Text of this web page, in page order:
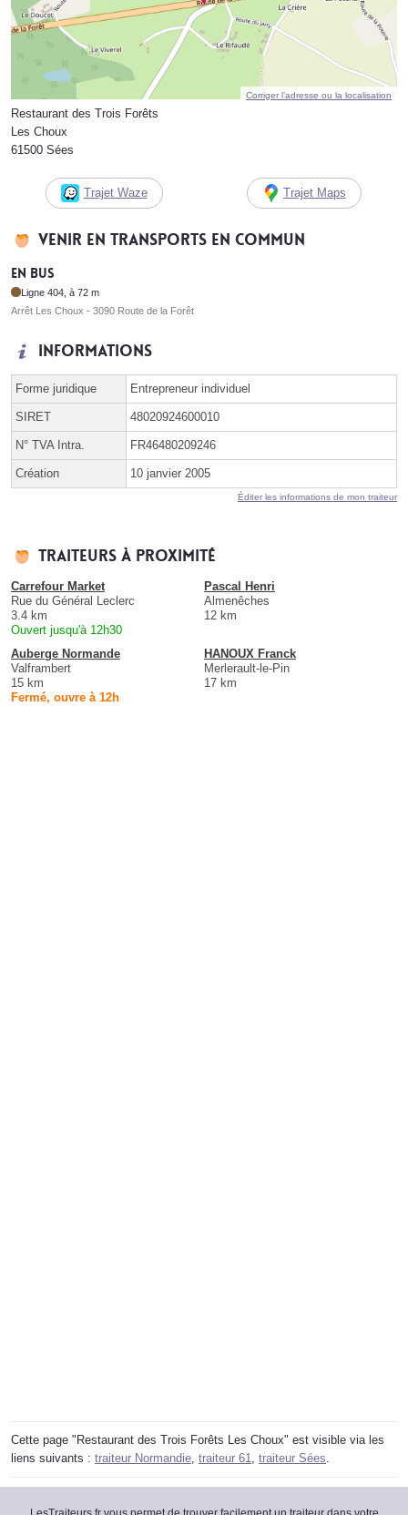
Corriger l’adresse ou la localisation
Restaurant des Trois Forêts
Les Choux
61500 Sées
Trajet Waze Trajet Maps
Venir en transports en commun
En bus
Ligne 404, à 72 m
Arrêt Les Choux - 3090 Route de la Forêt
Informations
Forme juridique Entrepreneur individuel
SIRET 48020924600010
N° TVA Intra. FR46480209246
Création 10 janvier 2005
Éditer les informations de mon traiteur
Traiteurs à proximité
Carrefour Market
Rue du Général Leclerc
3.4 km
Ouvert jusqu'à 12h30
Pascal Henri
Almenêches
12 km
Auberge Normande
Valframbert
15 km
Fermé, ouvre à 12h
HANOUX Franck
Merlerault-le-Pin
17 km
Cette page "Restaurant des Trois Forêts Les Choux" est visible via les
liens suivants : traiteur Normandie traiteur 61 traiteur Sées